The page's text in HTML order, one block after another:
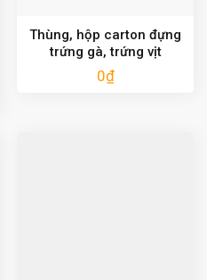
Thùng, hộp carton đựng
trứng gà, trứng vịt
0₫